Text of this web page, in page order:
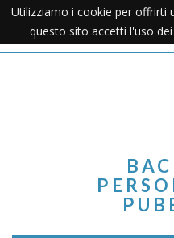
Utilizziamo i cookie per offrirti
questo sito accetti l'uso